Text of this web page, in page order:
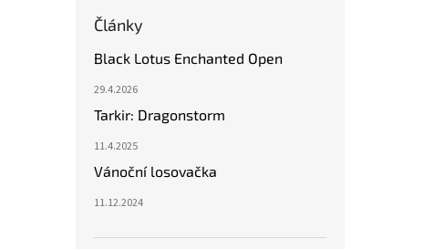
Články
Black Lotus Enchanted Open
29.4.2026
Tarkir: Dragonstorm
11.4.2025
Vánoční losovačka
11.12.2024